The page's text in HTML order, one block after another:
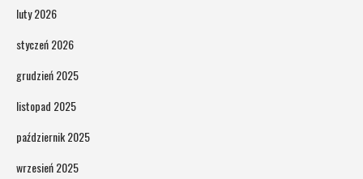
luty 2026
styczeń 2026
grudzień 2025
listopad 2025
październik 2025
wrzesień 2025